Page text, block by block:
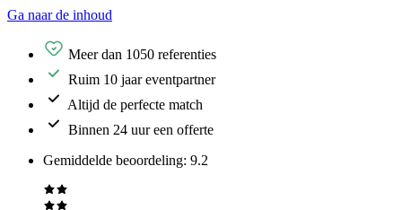
Ga naar de inhoud
Meer dan 1050 referenties
Ruim 10 jaar eventpartner
Altijd de perfecte match
Binnen 24 uur een offerte
Gemiddelde beoordeling: 9.2